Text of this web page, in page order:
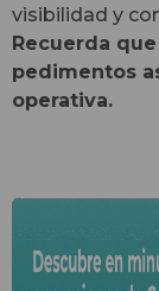
visibilidad y
Recuerda
pedimentos
operativa.